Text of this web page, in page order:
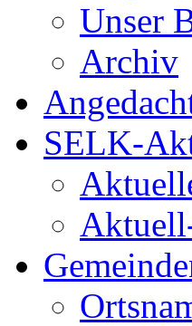
Unser
Archiv
SELK-